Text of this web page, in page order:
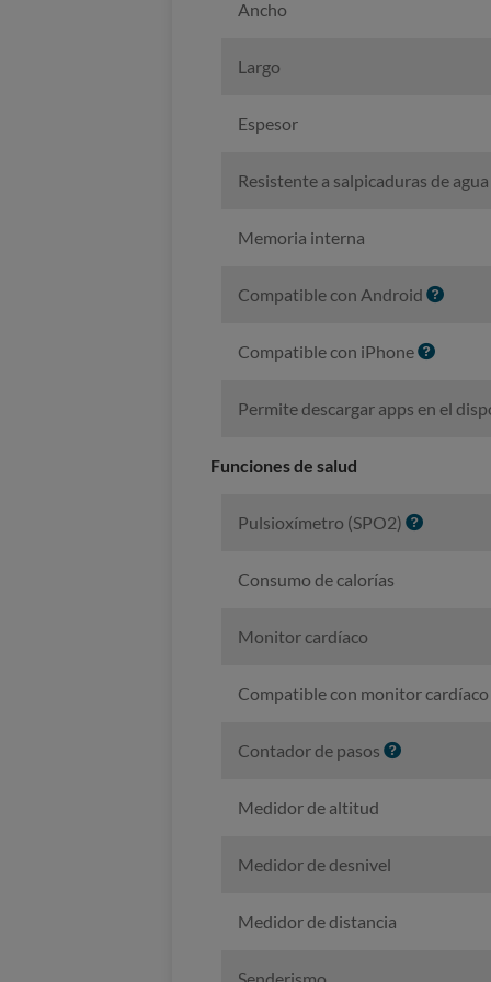
Ancho
Largo
Espesor
Resistente a salpicaduras de agua
Memoria interna
Compatible con Android I
f
o
Compatible con iPhoneI
Permite descargar apps en el
Funciones de salud
Pulsioxímetro (SPO2) I
Consumo de calorías
Monitor cardíaco
Compatible con monitor
Contador de pasos I
Medidor de altitud
Medidor de desnivel
Medidor de distancia